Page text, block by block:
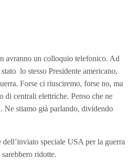
avranno un colloquio telefonico. Ad
lo stesso Presidente americano,
Forse ci riusciremo, forse no, ma
di centrali elettriche. Penso che ne
Ne stiamo già parlando, dividendo
speciale USA per la guerra
ridotte.